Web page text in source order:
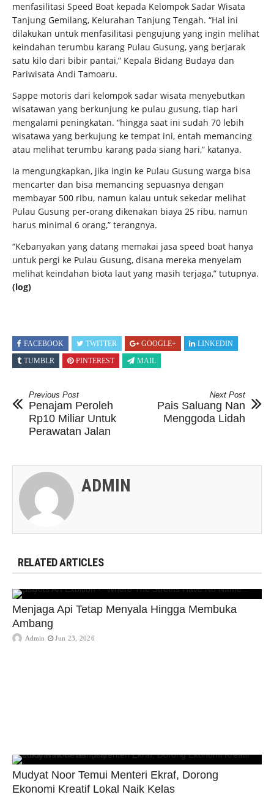
menfasilitasi Speed Boat kepada Kelompok Sadar Wisata
Tanjung Gemilang, Kelurahan Tanjung Tengah. “Hal ini
dilakukan untuk menfasilitasi pengujung yang ingin melihat
keindahan terumbu karang Pulau Gusung, yang berjarak
satu kilo dari bibir pantai,” Kepala Bidang Budaya dan
Pariwisata Andi Tamoaru.
Sappe motoris dari kelompok sadar wisata menyebutkan
wisatawan yang berkunjung ke pulau gusung, tiap hari
mengalami peningkatan. “hingga saat ini sudah 70 lebih
wisatawa yang berkujung ke tempat ini, entah memancing
atau melihat terumbu karang pada siang hari,” katanya.
Ia mengungkapkan, jika ingin ke Pulau Gusung warga bisa
mencarter dan bisa memancing sepuasnya dengan
membayar 500 ribu, namun kalau untuk sekedar melihat
Pulau Gusung per-orang dikenakan biaya 25 ribu, namun
harus minimal 6 orang,” terangnya.
“Kebanyakan yang datang memakai jasa speed boat hanya
untuk pergi ke Pulau Gusung, disana mereka menyelam
melihat keindahan biota laut yang masih terjaga,” tutupnya.
(log)
FACEBOOK TWITTER GOOGLE+
LINKEDIN
TUMBLR
PINTEREST MAIL
Previous Post
Penajam Peroleh
Rp10 Miliar Untuk
Perawatan Jalan
Next Post
Pais Saluang Nan
Menggoda Lidah
ADMIN
RELATED ARTICLES
Menjaga Api Tetap Menyala Hingga Membuka
Ambang
Admin Jun 23, 2026
Mudyat Noor Temui Menteri Ekraf, Dorong
Ekonomi Kreatif Lokal Naik Kelas